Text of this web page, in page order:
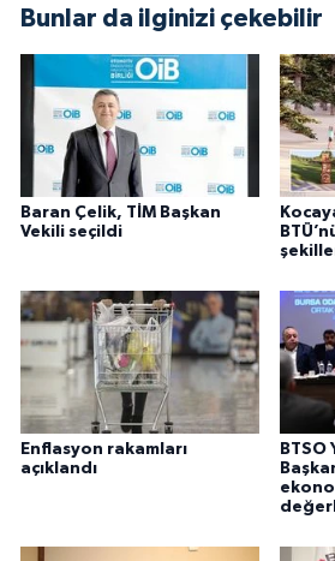
Bunlar da ilginizi çekebilir
Baran Çelik, TİM Başkan
Vekili seçildi
Enflasyon rakamları
açıklandı
BTSO